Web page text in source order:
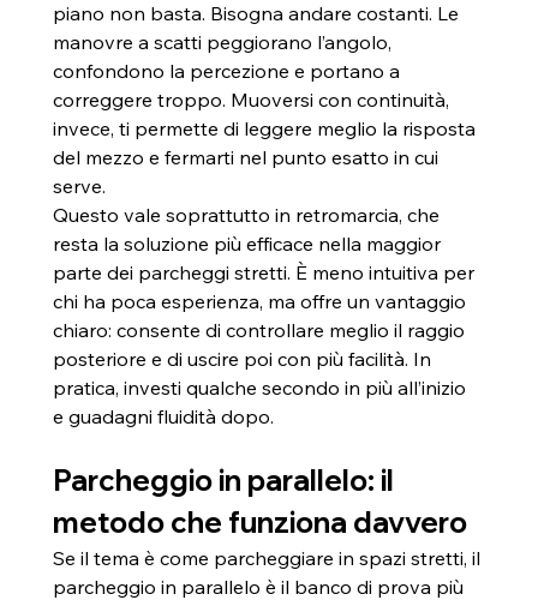
piano non basta. Bisogna andare costanti. Le
manovre a scatti peggiorano l’angolo,
confondono la percezione e portano a
correggere troppo. Muoversi con continuità,
invece, ti permette di leggere meglio la risposta
del mezzo e fermarti nel punto esatto in cui
serve.
Questo vale soprattutto in retromarcia, che
resta la soluzione più efficace nella maggior
parte dei parcheggi stretti. È meno intuitiva per
chi ha poca esperienza, ma offre un vantaggio
chiaro: consente di controllare meglio il raggio
posteriore e di uscire poi con più facilità. In
pratica, investi qualche secondo in più all’inizio
e guadagni fluidità dopo.
Parcheggio in parallelo: il
metodo che funziona davvero
Se il tema è come parcheggiare in spazi stretti, il
parcheggio in parallelo è il banco di prova più